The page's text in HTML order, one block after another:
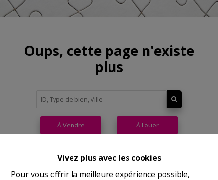
Vivez plus avec les cookies
Pour vous offrir la meilleure expérience possible,
Oups, cette page n'existe
plus
À Vendre À Louer